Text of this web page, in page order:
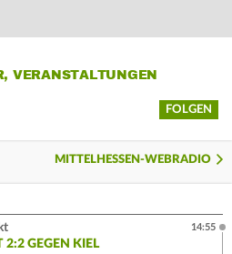
VERANSTALTUNGEN
FOLGEN
MITTELHESSEN-WEBRADIO
GEGEN KIEL
14:55